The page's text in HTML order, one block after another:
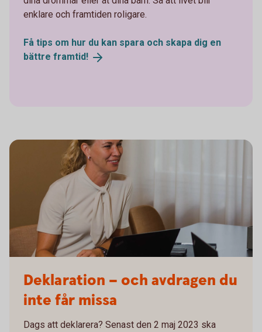
enklare och framtiden roligare.
Få tips om hur du kan spara och skapa dig en
bättre framtid!
Deklaration – och avdragen du
inte får missa
Dags att deklarera? Senast den 2 maj 2023 ska